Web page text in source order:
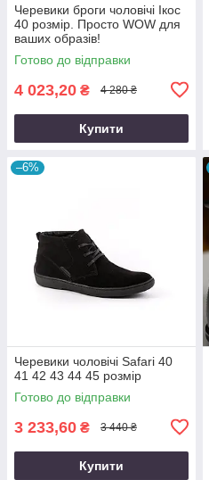
Черевики броги чоловічі Ікос
40 розмір. Просто WOW для
ваших образів!
Готово до відправки
4 023,20 ₴ 4 280 ₴
Купити
–6%
Черевики чоловічі Safari 40
41 42 43 44 45 розмір
Готово до відправки
3 233,60 ₴ 3 440 ₴
Купити